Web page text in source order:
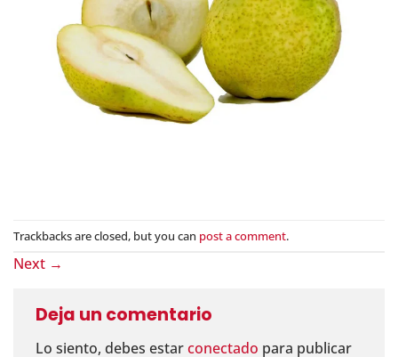
Trackbacks are closed, but you can post a comment.
Next →
Deja un comentario
Lo siento, debes estarconectado para publicar